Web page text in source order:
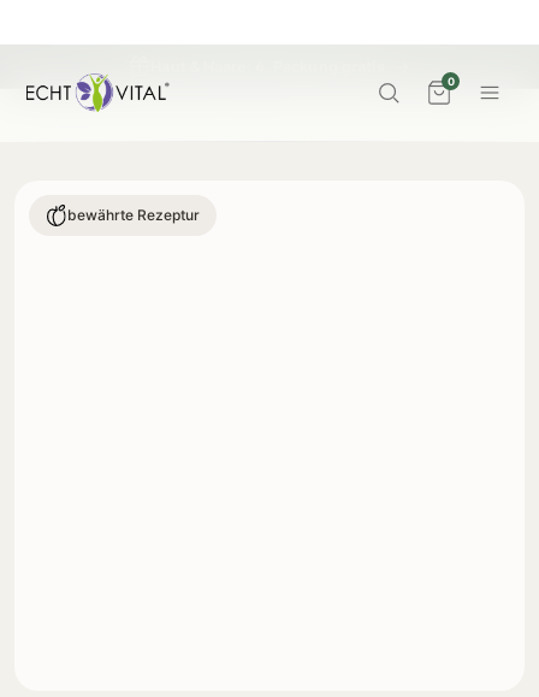
0
bewährte Rezeptur